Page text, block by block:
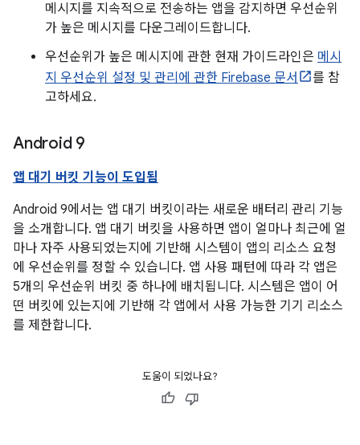
메시지를 지속적으로 전송하는 앱을 감지하면 우선순위
가 높은 메시지를 다운그레이드합니다.
우선순위가 높은 메시지에 관한 현재 가이드라인은 메시
지 우선순위 설정 및 관리에 관한 Firebase 문서
를 참
고하세요.
Android 9
앱 대기 버킷 기능이 도입됨
Android 9에서는 앱 대기 버킷이라는 새로운 배터리 관리 기능
을 소개합니다. 앱 대기 버킷을 사용하면 앱이 얼마나 최근에 얼
마나 자주 사용되었는지에 기반해 시스템이 앱의 리소스 요청
에 우선순위를 정할 수 있습니다. 앱 사용 패턴에 따라 각 앱은
5개의 우선순위 버킷 중 하나에 배치됩니다. 시스템은 앱이 어
떤 버킷에 있는지에 기반해 각 앱에서 사용 가능한 기기 리소스
를 제한합니다.
도움이 되었나요?